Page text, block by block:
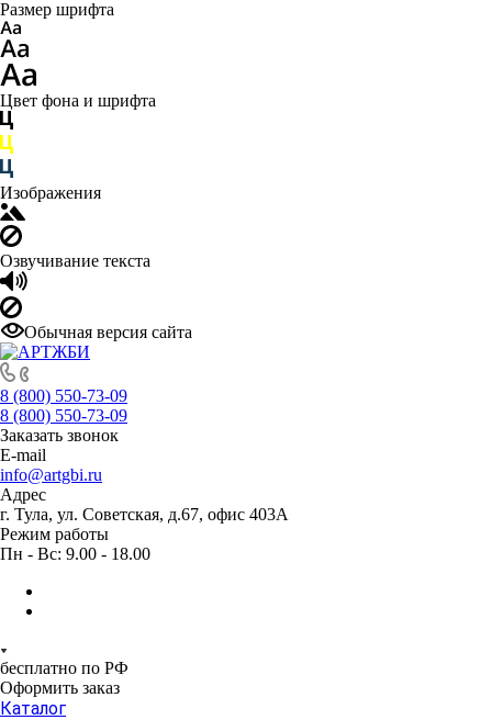
Размер шрифта
Цвет фона и шрифта
Изображения
Озвучивание текста
Обычная версия сайта
8 (800) 550-73-09
8 (800) 550-73-09
Заказать звонок
E-mail
info@artgbi.ru
Адрес
г. Тула, ул. Советская, д.67, офис 403А
Режим работы
Пн - Вс: 9.00 - 18.00
бесплатно по РФ
Оформить заказ
Каталог